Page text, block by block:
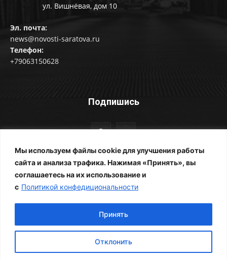
Мы используем файлы cookie для улучшения работы
сайта и анализа трафика. Нажимая «Принять», вы
соглашаетесь на их использование и
с Политикой конфедициональности
Отклонить
Принять
ул. Вишнёвая, дом 10
Эл. почта:
news@novosti-saratova.ru
Телефон:
+79063150628
Подпишись
© Новости Саратова 2014-2025